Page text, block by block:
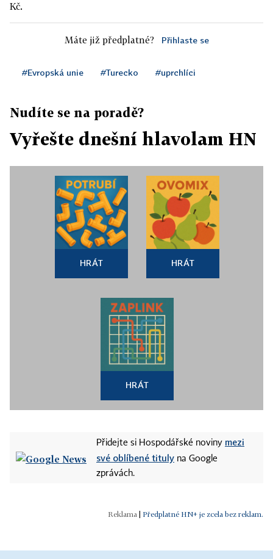
Kč.
Máte již předplatné? Přihlaste se
#Evropská unie #Turecko #uprchlíci
Nudíte se na poradě?
Vyřešte dnešní hlavolam HN
HRÁT HRÁT
HRÁT
Přidejte si Hospodářské noviny mezi
své oblíbené tituly na Google
zprávách.
Předplatné HN+ je zcela bez reklam.